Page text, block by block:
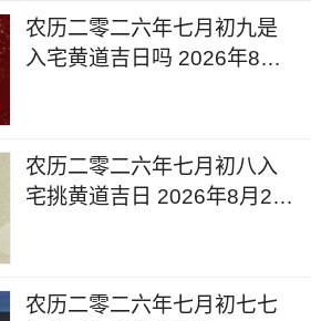
农历二零二六年七月初九是
入宅黄道吉日吗 2026年8月
农历二零二六年七月初八入
宅挑黄道吉日 2026年8月20
农历二零二六年七月初七七